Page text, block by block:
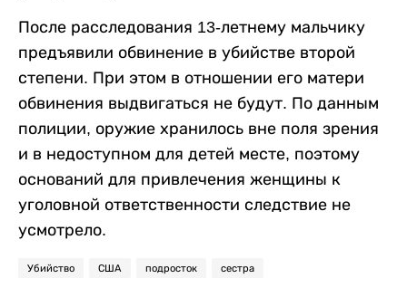
После расследования 13-летнему мальчику
предъявили обвинение в убийстве второй
степени. При этом в отношении его матери
обвинения выдвигаться не будут. По данным
полиции, оружие хранилось вне поля зрения
и в недоступном для детей месте, поэтому
оснований для привлечения женщины к
уголовной ответственности следствие не
усмотрело.
Убийство США подросток сестра